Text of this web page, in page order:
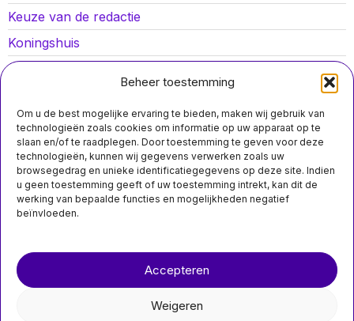
Beheer toestemming
Om u de best mogelijke ervaring te bieden, maken wij gebruik van
technologieën zoals cookies om informatie op uw apparaat op te
slaan en/of te raadplegen. Door toestemming te geven voor deze
technologieën, kunnen wij gegevens verwerken zoals uw
browsegedrag en unieke identificatiegegevens op deze site. Indien
u geen toestemming geeft of uw toestemming intrekt, kan dit de
werking van bepaalde functies en mogelijkheden negatief
beïnvloeden.
Accepteren
Weigeren
Keuze van de redactie
Koningshuis
Lokaal nieuws
Opinies
Politiek
Sport
nieuwsimpuls.online
MIS HET NIET
Meer dan een derde
van de Nederlandse
clubatleten kreeg
de Nederlandse
clubatleten slachtoffer